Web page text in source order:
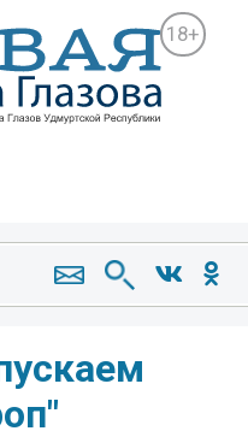
18+